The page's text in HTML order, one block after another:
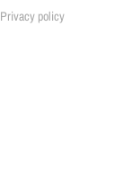
Privacy policy